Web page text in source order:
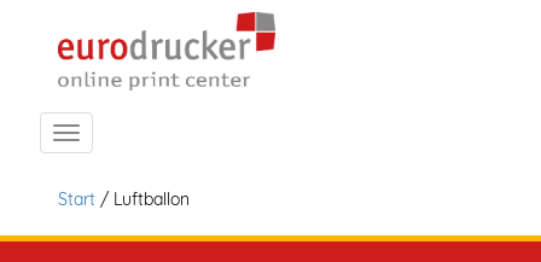
Navigation ein-/ausblenden
Start / Luftballon